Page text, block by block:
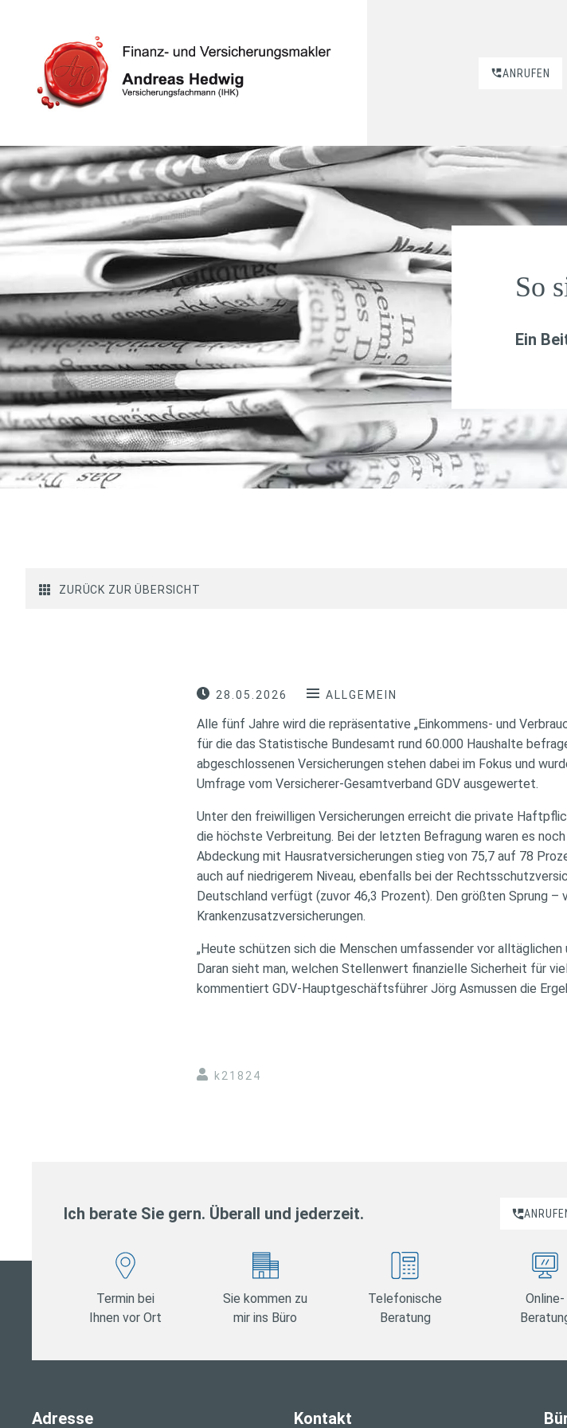
ANRUFEN
So
Ein
ZURÜCK ZUR ÜBERSICHT
28.05.2026 ALLGEMEIN
Alle fünf Jahre wird die repräsentative „Einkommens- und
für die das Statistische Bundesamt rund 60.000 Haushalte
abgeschlossenen Versicherungen stehen dabei im Fokus und
Umfrage vom Versicherer-Gesamtverband GDV ausgewertet.
Unter den freiwilligen Versicherungen erreicht die private
die höchste Verbreitung. Bei der letzten Befragung waren es
Abdeckung mit Hausratversicherungen stieg von 75,7 auf 78
auch auf niedrigerem Niveau, ebenfalls bei der
Deutschland verfügt (zuvor 46,3 Prozent). Den größten Sprung
Krankenzusatzversicherungen.
„Heute schützen sich die Menschen umfassender vor alltäglichen
Daran sieht man, welchen Stellenwert finanzielle Sicherheit für
kommentiert GDV-Hauptgeschäftsführer Jörg Asmussen die
k21824
Ich berate Sie gern. Überall und jederzeit.
Termin bei
Ihnen vor Ort
Sie kommen zu
mir ins Büro
Telefonische
Beratung
Online-
Adresse Kontakt